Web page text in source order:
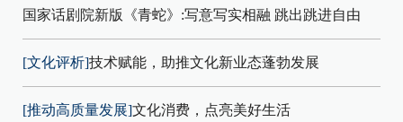
国家话剧院新版《青蛇》:写意写实相融 跳出跳进自由
[文化评析]技术赋能，助推文化新业态蓬勃发展
[推动高质量发展]文化消费，点亮美好生活